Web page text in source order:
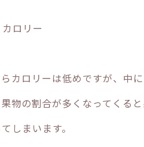
ロリー
カロリーは低めですが、中
物の割合が多くなってくる
しまいます。